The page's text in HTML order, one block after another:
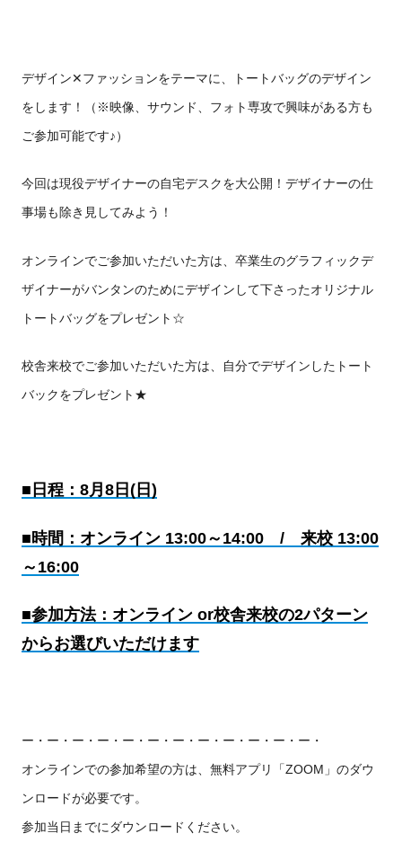
デザイン✕ファッションをテーマに、トートバッグのデザイン
をします！（※映像、サウンド、フォト専攻で興味がある方も
ご参加可能です♪）
今回は現役デザイナーの自宅デスクを大公開！デザイナーの仕
事場も除き見してみよう！
オンラインでご参加いただいた方は、卒業生のグラフィックデ
ザイナーがバンタンのためにデザインして下さったオリジナル
トートバッグをプレゼント☆
校舎来校でご参加いただいた方は、自分でデザインしたトート
バックをプレゼント★
■日程：8月8日(日)
■時間：オンライン 13:00～14:00 / 来校 13:00
～16:00
■参加方法：オンライン or校舎来校の2パターン
からお選びいただけます
ー・ー・ー・ー・ー・ー・ー・ー・ー・ー・ー・ー・
オンラインでの参加希望の方は、 無料アプリ「ZOOM」のダウ
ンロードが必要です。
参加当日までにダウンロードください。